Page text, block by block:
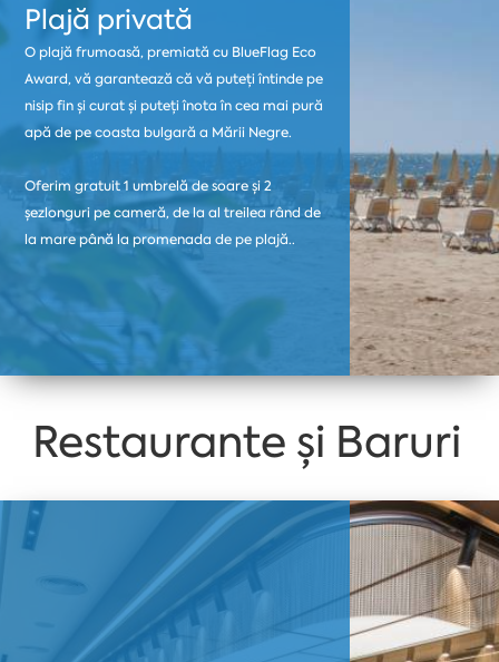
Plajă privată
O plajă frumoasă, premiată cu BlueFlag Eco
Award, vă garantează că vă puteți întinde pe
nisip fin și curat și puteți înota în cea mai pură
apă de pe coasta bulgară a Mării Negre.
Oferim gratuit 1 umbrelă de soare și 2
șezlonguri pe cameră, de la al treilea rând de
la mare până la promenada de pe plajă..
Restaurante și Baruri